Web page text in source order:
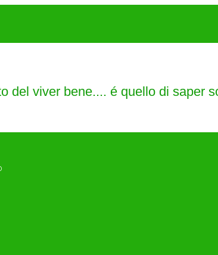
di saper sorridere sempre